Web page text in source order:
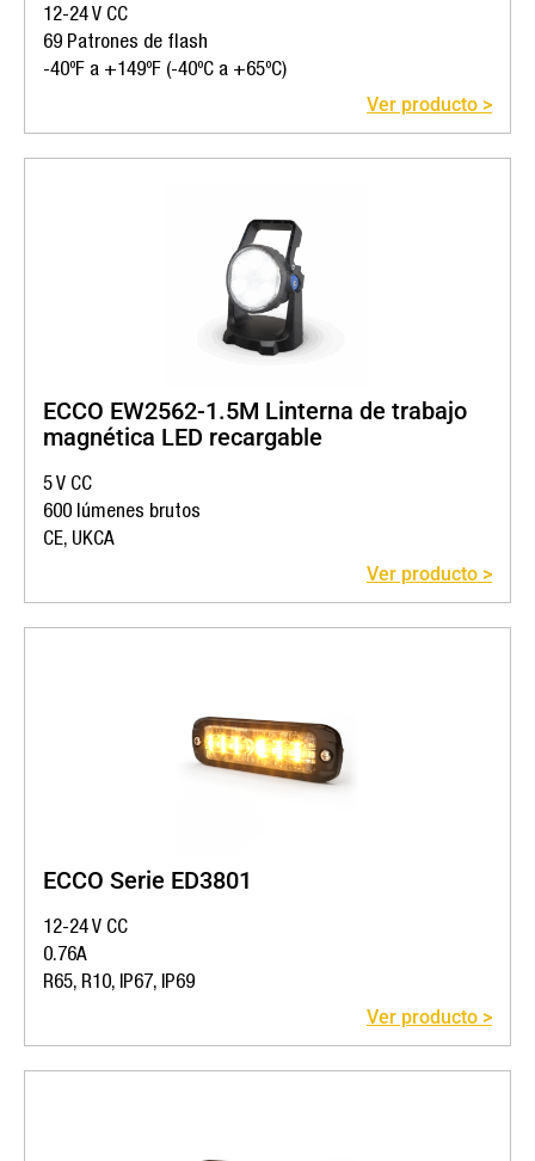
12-24 V CC
69 Patrones de flash
-40ºF a +149ºF (-40ºC a +65ºC)
Ver producto >
ECCO EW2562-1.5M Linterna de trabajo
magnética LED recargable
5 V CC
600 lúmenes brutos
CE, UKCA
Ver producto >
ECCO Serie ED3801
12-24 V CC
0.76A
R65, R10, IP67, IP69
Ver producto >